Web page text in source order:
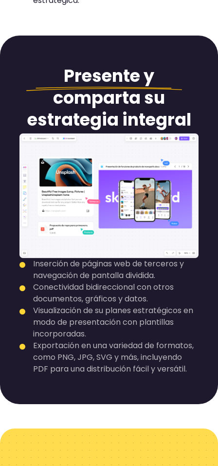
Presente y
comparta su
estrategia integral
Inserción de páginas web de terceros y
navegación de pantalla dividida.
Conectividad bidireccional con otros
documentos, gráficos y datos.
Visualización de su planes estratégicos en
modo de presentación con plantillas
incorporadas.
Exportación en una variedad de formatos,
como PNG, JPG, SVG y más, incluyendo
PDF para una distribución fácil y versátil.